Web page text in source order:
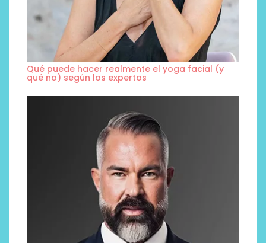
Qué puede hacer realmente el yoga facial (y
qué no) según los expertos